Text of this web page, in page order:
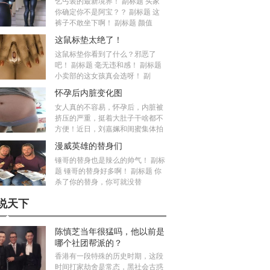
你确定你不是阿宝？？ 副标题 这
裤子不敢坐下啊！ 副标题 颜值
这鼠标垫太绝了！
这鼠标垫你看到了什么？邪恶了
吧！ 副标题 毫无违和感！ 副标题
小卖部的这女孩真会选呀！ 副
怀孕后内脏变化图
女人真的不容易，怀孕后，内脏被
挤压的严重，挺着大肚子干啥都不
方便！近日，刘嘉姵和闺蜜集体拍
漫威英雄的替身们
锤哥的替身也是辣么的帅气！ 副标
题 锤哥的替身好多啊！ 副标题 你
杀了你的替身，你可就没替
天下
陈慎芝当年很猛吗，他以前是
哪个社团帮派的？
香港有一段特殊的历史时期，这段
时间打家劫舍是常态，黑社会古惑